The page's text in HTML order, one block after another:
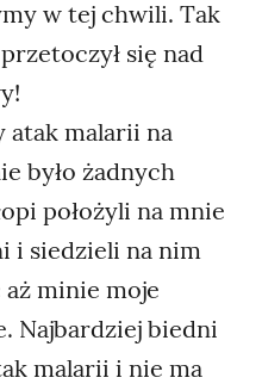
w tej chwili. Tak
się nad
atak malarii na
było żadnych
położyli na mnie
i siedzieli na nim
minie moje
Najbardziej biedni
malarii i nie ma